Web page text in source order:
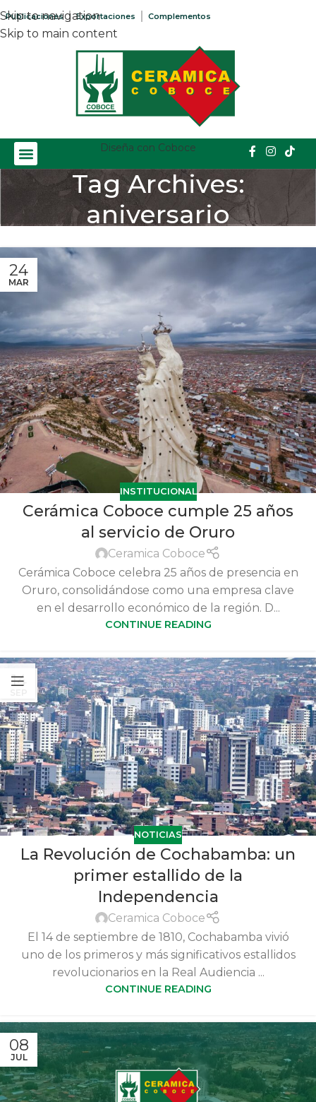
Skip to navigation
Skip to main content
Publicaciones Exportaciones Complementos
Diseña con Coboce
Tag Archives:
aniversario
24
MAR
INSTITUCIONAL
Cerámica Coboce cumple 25 años
al servicio de Oruro
Ceramica Coboce
Cerámica Coboce celebra 25 años de presencia en
Oruro, consolidándose como una empresa clave
en el desarrollo económico de la región. D...
CONTINUE READING
14
NOTICIAS
La Revolución de Cochabamba: un
primer estallido de la
Independencia
Ceramica Coboce
El 14 de septiembre de 1810, Cochabamba vivió
uno de los primeros y más significativos estallidos
revolucionarios en la Real Audiencia ...
CONTINUE READING
08
JUL